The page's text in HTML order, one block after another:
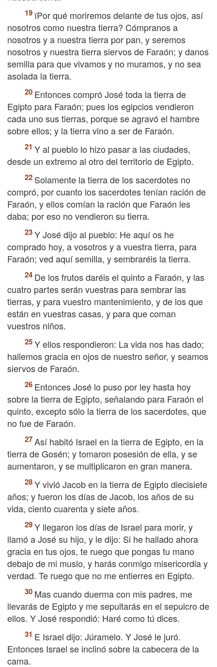
їPor qué moriremos delante de tus ojos, así
nosotros como nuestra tierra? Cómpranos a
nosotros y a nuestra tierra por pan, y seremos
nosotros y nuestra tierra siervos de Faraón; y danos
semilla para que vivamos y no muramos, y no sea
asolada la tierra.
Entonces compró José toda la tierra de
Egipto para Faraón; pues los egipcios vendieron
cada uno sus tierras, porque se agravó el hambre
sobre ellos; y la tierra vino a ser de Faraón.
Y al pueblo lo hizo pasar a las ciudades,
desde un extremo al otro del territorio de Egipto.
Solamente la tierra de los sacerdotes no
compró, por cuanto los sacerdotes tenían ración de
Faraón, y ellos comían la ración que Faraón les
daba; por eso no vendieron su tierra.
Y José dijo al pueblo: He aquí os he
comprado hoy, a vosotros y a vuestra tierra, para
Faraón; ved aquí semilla, y sembraréis la tierra.
De los frutos daréis el quinto a Faraón, y las
cuatro partes serán vuestras para sembrar las
tierras, y para vuestro mantenimiento, y de los que
están en vuestras casas, y para que coman
vuestros niños.
Y ellos respondieron: La vida nos has dado;
hallemos gracia en ojos de nuestro señor, y seamos
siervos de Faraón.
Entonces José lo puso por ley hasta hoy
sobre la tierra de Egipto, señalando para Faraón el
quinto, excepto sólo la tierra de los sacerdotes, que
no fue de Faraón.
Así habitó Israel en la tierra de Egipto, en la
tierra de Gosén; y tomaron posesión de ella, y se
aumentaron, y se multiplicaron en gran manera.
Y vivió Jacob en la tierra de Egipto diecisiete
años; y fueron los días de Jacob, los años de su
vida, ciento cuarenta y siete años.
Y llegaron los días de Israel para morir, y
llamó a José su hijo, y le dijo: Si he hallado ahora
gracia en tus ojos, te ruego que pongas tu mano
debajo de mi muslo, y harás conmigo misericordia y
verdad. Te ruego que no me entierres en Egipto.
Mas cuando duerma con mis padres, me
llevarás de Egipto y me sepultarás en el sepulcro de
ellos. Y José respondió: Haré como tú dices.
E Israel dijo: Júramelo. Y José le juró.
Entonces Israel se inclinó sobre la cabecera de la
cama.